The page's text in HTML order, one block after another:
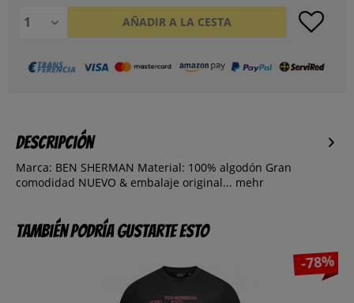
AÑADIR A LA CESTA
Descripción
Marca: BEN SHERMAN Material: 100% algodón Gran
comodidad NUEVO & embalaje original... mehr
También podría gustarte esto
-78%